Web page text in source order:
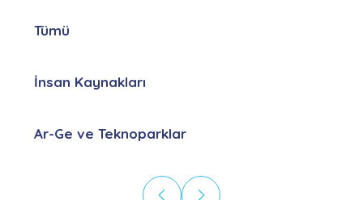
Tümü
İnsan Kaynakları
Ar-Ge ve Teknoparklar